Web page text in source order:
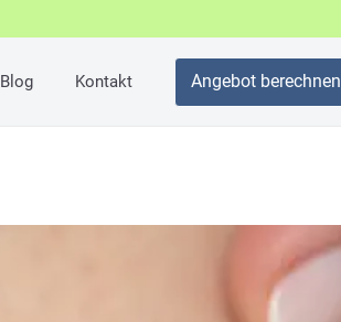
Blog Kontakt Angebot berechnen